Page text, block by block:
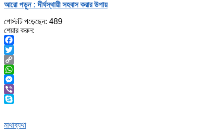
আরো পড়ুন : দীর্ঘস্থায়ী সহবাস করার উপায়
পোস্টটি পড়েছেন: 489
শেয়ার করুন:
Facebook
Twitter
Copy
Link
WhatsApp
Messenger
Viber
মাথাব্যথা